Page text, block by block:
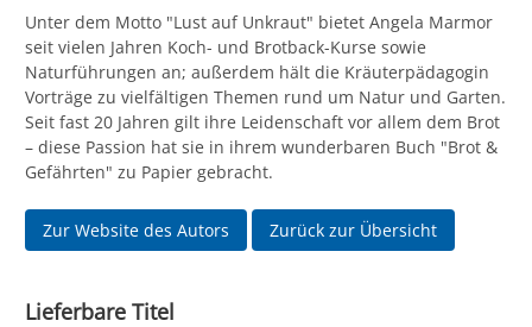
Unter dem Motto "Lust auf Unkraut" bietet Angela Marmor
seit vielen Jahren Koch- und Brotback-Kurse sowie
Naturführungen an; außerdem hält die Kräuterpädagogin
Vorträge zu vielfältigen Themen rund um Natur und Garten.
Seit fast 20 Jahren gilt ihre Leidenschaft vor allem dem Brot
– diese Passion hat sie in ihrem wunderbaren Buch "Brot &
Gefährten" zu Papier gebracht.
Zur Website des Autors Zurück zur Übersicht
Lieferbare Titel